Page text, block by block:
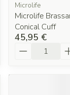
Microlife
Microlife
Conical Cuff
45,95 €
Quantité